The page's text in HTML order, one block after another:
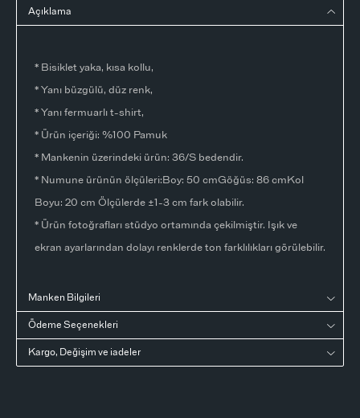
Açıklama
* Bisiklet yaka, kısa kollu,
* Yanı büzgülü, düz renk,
* Yanı fermuarlı t-shirt,
* Ürün içeriği: %100 Pamuk
* Mankenin üzerindeki ürün: 36/S bedendir.
* Numune ürünün ölçüleri:Boy: 50 cmGöğüs: 86 cmKol
Boyu: 20 cm Ölçülerde ±1-3 cm fark olabilir.
* Ürün fotoğrafları stüdyo ortamında çekilmiştir. Işık ve
ekran ayarlarından dolayı renklerde ton farklılıkları görülebilir.
Manken Bilgileri
Ödeme Seçenekleri
Kargo, Değişim ve iadeler